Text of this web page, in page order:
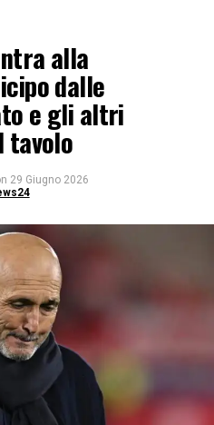
alla
dalle
e gli altri
tavolo
29 Giugno 2026